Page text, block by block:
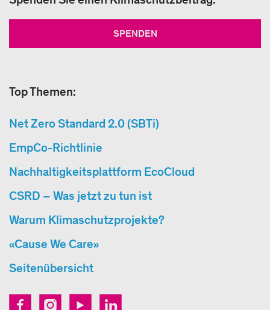
SPENDEN
Top Themen:
Net Zero Standard 2.0 (SBTi)
EmpCo-Richtlinie
Nachhaltigkeitsplattform EcoCloud
CSRD – Was jetzt zu tun ist
Warum Klimaschutzprojekte?
«Cause We Care»
Seitenübersicht